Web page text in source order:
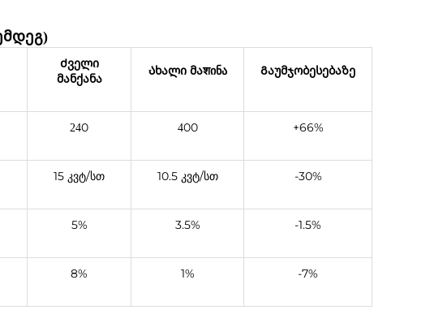
Ძველი
მანქანა
Ახალი მაशინა Გაუმჯობესებაზე
240 400 +66%
15 კვტ/სთ 10.5 კვტ/სთ -30%
5% 3.5% -1.5%
8% 1% -7%